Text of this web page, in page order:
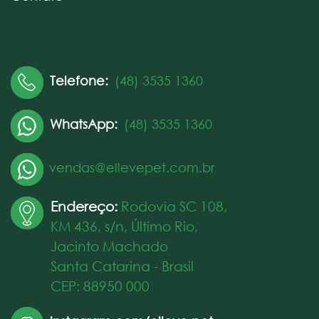
Telefone: (48) 3535 1360
WhatsApp: (48) 3535 1360
vendas@ellevepet.com.br
Endereço: Rodovia SC 108,
KM 436, s/n, Último Rio,
Jacinto Machado
Santa Catarina - Brasil
CEP: 88950 000